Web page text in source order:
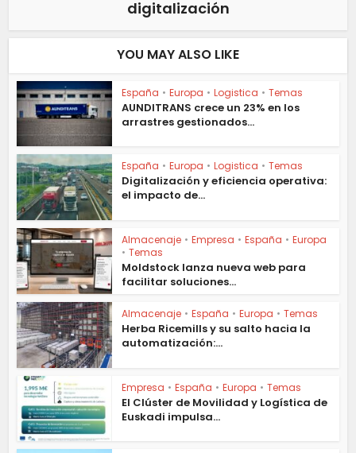
digitalización
YOU MAY ALSO LIKE
España • Europa • Logistica • Temas
AUNDITRANS crece un 23% en los
arrastres gestionados...
España • Europa • Logistica • Temas
Digitalización y eficiencia operativa:
el impacto de...
Almacenaje • Empresa • España • Europa
• Temas
Moldstock lanza nueva web para
facilitar soluciones...
Almacenaje • España • Europa • Temas
Herba Ricemills y su salto hacia la
automatización:...
Empresa • España • Europa • Temas
El Clúster de Movilidad y Logística de
Euskadi impulsa...